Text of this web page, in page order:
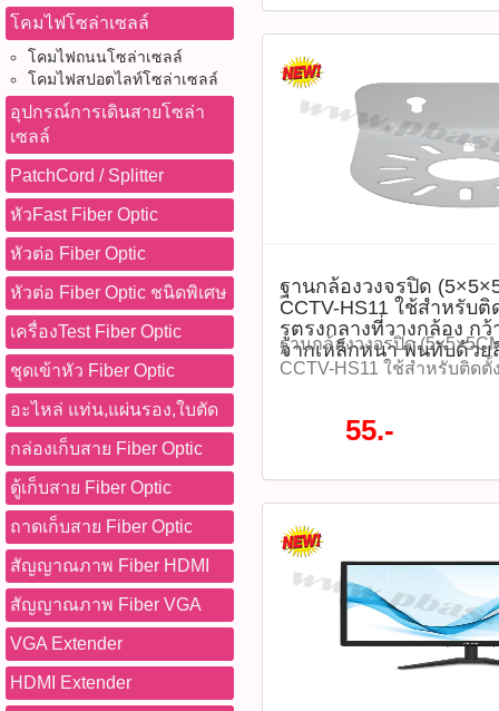
โคมไฟโซล่าเซลล์
โคมไฟถนนโซล่าเซลล์
โคมไฟสปอตไลท์โซล่าเซลล์
อุปกรณ์การเดินสายโซล่า
เซลล์
PatchCord / Splitter
หัวFast Fiber Optic
หัวต่อ Fiber Optic
หัวต่อ Fiber Optic ชนิดพิเศษ
เครื่องTest Fiber Optic
ชุดเข้าหัว Fiber Optic
อะไหล่ แท่น,แผ่นรอง,ใบตัด
กล่องเก็บสาย Fiber Optic
ตู้เก็บสาย Fiber Optic
ถาดเก็บสาย Fiber Optic
สัญญาณภาพ Fiber HDMI
สัญญาณภาพ Fiber VGA
VGA Extender
HDMI Extender
ค่าระบบ > Format การ์ด (ค
อุปกรณ์เท่านั้น) -ตรวจสอบ
และบันทึกข้อมูลได้ปกติ -คว
และสถานะการ์ดเป็นประจำ
หายของข้อมูล Diagram (
ข้อดี ประโยชน์ในการใช้ง
ข้อดี / ประโยชน์: -รองรับก
ได้แม้ในสภาพแวดล้อมที่รุน
ใช้จ่ายในการบำรุงรักษาร
ระวัง: -หลีกเลี่ยงการถอดกา
บันทึกข้อมูล -อย่าฟอร์แมตก
-ควรตรวจสอบรุ่นกล้องว่าร
SD Card IMOU ST2-128-
จำนวน 1 ชิ้น -คู่มือการใช้ง
บางร้าน) -บรรจุในกล่อง/แพ็
IMOU tags : IMOU, Micro
S1, เมมโมรี่การ์ดกล้องวง
วิดีโอ, 128GB,
ร้อน, เมมโมรี่การ์ดกันน้ำ,
IMOU, ST2-128 ติดตามโ
อุปกรณ์และสายเคเบิ้ลของ
แข็งแกร่งและได้รับการออ
แสงแดด ฝนตกหนัก ฝุ่น แล
145 บาท -กล่องกันน้ำ
-น็อตยึดกล่องกันน้ำ x4 -โฟ
ผนัง x4 tags: กล่องเก็บสาย
Aluminum Junction Box, ก
GLINK, GLINK SB001,
ชั่นทั้งหมด
สินค้าที่นี้ 065-862-
987-3656 (saleธิป)
ฐานกล้องวงจรปิด
CCTV-HS11 ใช้สำหรับ
รูตรงกลางที่วางกล้อง ก
จากเหล็กหนา พ่นทับด้วย
ฐานกล้องวงจรปิด
CCTV-HS11 ใช้สำหรับติด
หนา พ่นทับด้วยสีขาวครีม
โปรโมชั่นทั้งหมด
987-3656 (saleธิป)
2686 (sale ตี๋)
55.-